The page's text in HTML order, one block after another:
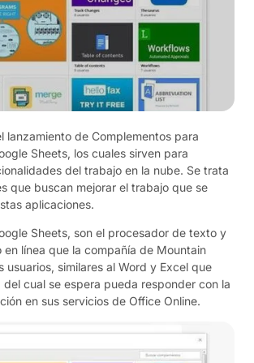
lanzamiento de Complementos para
Sheets, los cuales sirven para
del trabajo en la nube. Se trata
que buscan mejorar el trabajo que se
aplicaciones.
Sheets, son el procesador de texto y
en línea que la compañía de Mountain
usuarios, similares al Word y Excel que
cual se espera pueda responder con la
en sus servicios de Office Online.